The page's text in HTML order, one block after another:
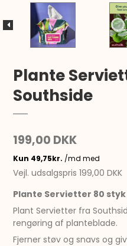
Plante
Southside
199,00 DKK
Vejl. udsalgspris 199,00 DKK
Plante Servietter 80
Plant Servietter fra
rengøring af planteblade.
Fjerner støv og snavs og